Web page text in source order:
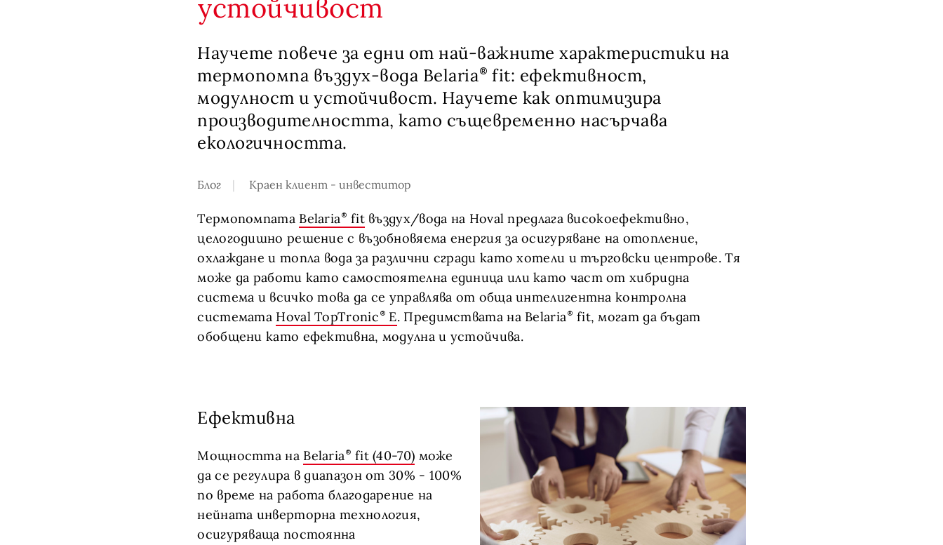
устойчивост
Научете повече за едни от най-важните характеристики на
термопомпа въздух-вода Belaria
fit: ефективност,
модулност и устойчивост. Научете как оптимизира
производителността, като същевременно насърчава
екологичността.
Блог Краен клиент - инвеститор
Термопомпата Belaria fitвъздух/вода на Hoval предлага високоефективно,
целогодишно решение с възобновяема енергия за осигуряване на отопление,
охлаждане и топла вода за различни сгради като хотели и търговски центрове. Тя
може да работи като самостоятелна единица или като част от хибридна
система и всичко това да се управлява от обща интелигентна контролна
системата Hoval TopTronic E. Предимствата на Belaria
fit, могат да бъдат
обобщени като ефективна, модулна и устойчива.
Ефективна
Мощността на Belaria fit (40-70) може
да се регулира в диапазон от 30% - 100%
по време на работа благодарение на
нейната инверторна технология,
осигуряваща постоянна